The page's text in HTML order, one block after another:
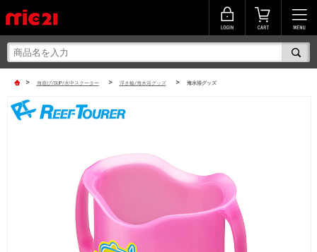
> 海遊び/SUP/水中スクーター > 浮き輪/海水浴グッズ > 海水浴グッズ